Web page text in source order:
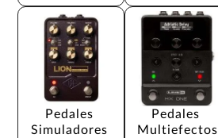
Pedales
Simuladores
Pedales
Multiefectos